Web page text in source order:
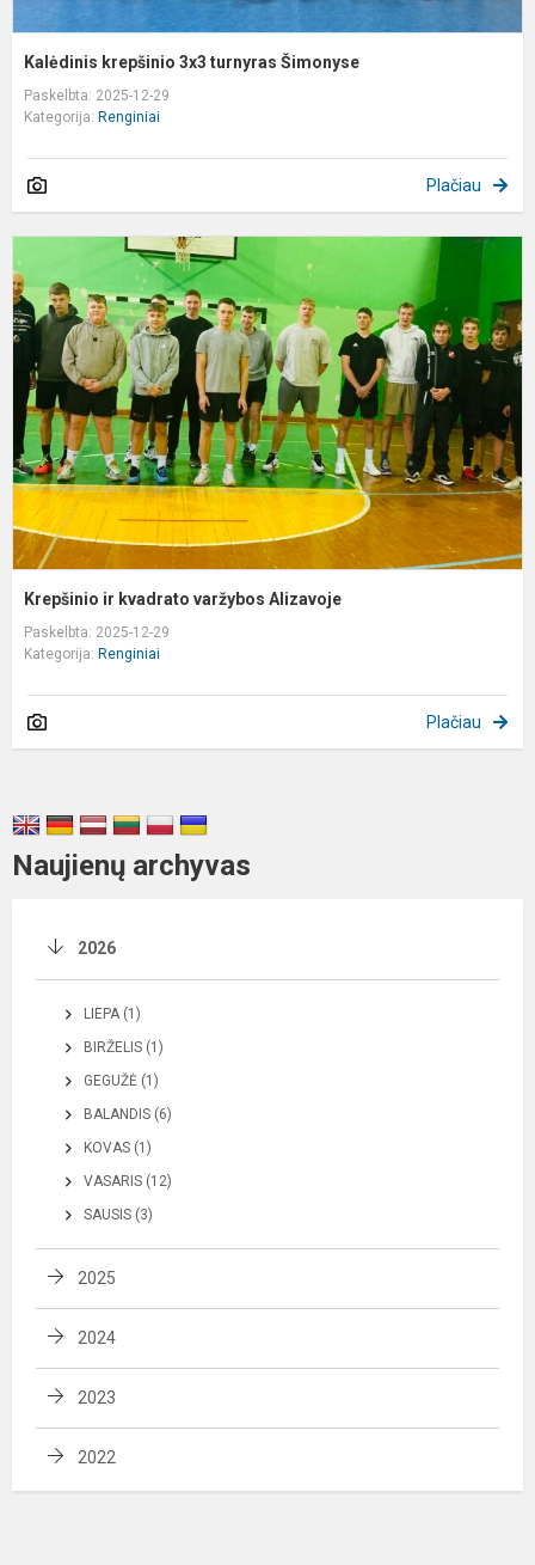
Kalėdinis krepšinio 3x3 turnyras Šimonyse
Paskelbta: 2025-12-29
Kategorija: Renginiai
Plačiau
Krepšinio ir kvadrato varžybos Alizavoje
Paskelbta: 2025-12-29
Kategorija: Renginiai
Plačiau
Naujienų archyvas
2026
LIEPA (1)
BIRŽELIS (1)
GEGUŽĖ (1)
BALANDIS (6)
KOVAS (1)
VASARIS (12)
SAUSIS (3)
2025
2024
2023
2022